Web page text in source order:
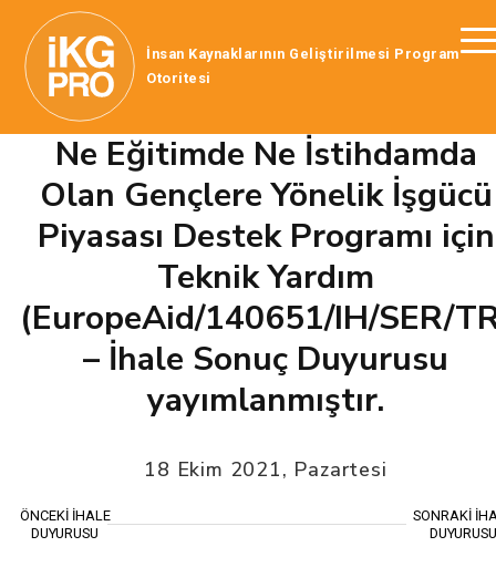
İnsan Kaynaklarının Geliştirilmesi Program
Otoritesi
Ne Eğitimde Ne İstihdamda
Olan Gençlere Yönelik İşgücü
Piyasası Destek Programı için
Teknik Yardım
(EuropeAid/140651/IH/SER/
– İhale Sonuç Duyurusu
yayımlanmıştır.
18 Ekim 2021, Pazartesi
ÖNCEKİ İHALE
DUYURUSU
SONRAKİ